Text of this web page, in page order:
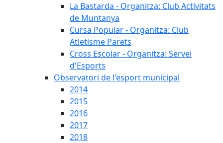
La Bastarda - Organitza: Club Activitats
de Muntanya
Cursa Popular - Organitza: Club
Atletisme Parets
Cross Escolar - Organitza: Servei
d'Esports
Observatori de l'esport municipal
2014
2015
2016
2017
2018